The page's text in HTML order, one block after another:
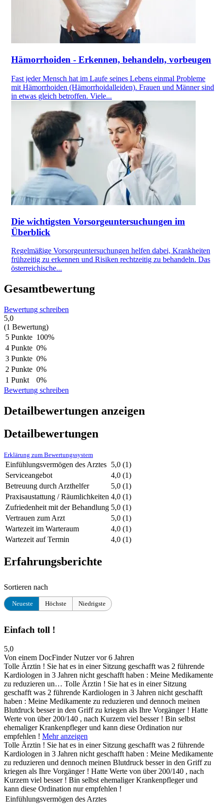
Hämorrhoiden - Erkennen, behandeln, vorbeugen
Fast jeder Mensch hat im Laufe seines Lebens einmal Probleme
mit Hämorrhoiden (Hämorrhoidalleiden). Frauen und Männer sind
in etwas gleich betroffen. Viele...
Die wichtigsten Vorsorgeuntersuchungen im
Überblick
Regelmäßige Vorsorgeuntersuchungen helfen dabei, Krankheiten
frühzeitig zu erkennen und Risiken rechtzeitig zu behandeln. Das
österreichische...
Gesamtbewertung
Bewertung schreiben
5,0
(1 Bewertung)
5 Punkte 100%
4 Punkte 0%
3 Punkte 0%
2 Punkte 0%
1 Punkt
0%
Bewertung schreiben
Detailbewertungen anzeigen
Detailbewertungen
Erklärung zum Bewertungssystem
Einfühlungsvermögen des Arztes 5,0 (1)
Serviceangebot
4,0 (1)
Betreuung durch Arzthelfer
5,0 (1)
Praxisaustattung / Räumlichkeiten 4,0 (1)
Zufriedenheit mit der Behandlung 5,0 (1)
Vertrauen zum Arzt
5,0 (1)
Wartezeit im Warteraum
4,0 (1)
Wartezeit auf Termin
4,0 (1)
Erfahrungsberichte
Sortieren nach
Neueste Höchste Niedrigste
Einfach toll !
5,0
Von einem DocFinder Nutzervor 6 Jahren
Tolle Ärztin ! Sie hat es in einer Sitzung geschafft was 2 führende
Kardiologen in 3 Jahren nicht geschafft haben : Meine Medikamente
zu reduzieren un… Tolle Ärztin ! Sie hat es in einer Sitzung
geschafft was 2 führende Kardiologen in 3 Jahren nicht geschafft
haben : Meine Medikamente zu reduzieren und dennoch meinen
Blutdruck besser in den Griff zu kriegen als Ihre Vorgänger ! Hatte
Werte von über 200/140 , nach Kurzem viel besser ! Bin selbst
ehemaliger Krankenpfleger und kann diese Ordination nur
empfehlen ! Mehr anzeigen
Tolle Ärztin ! Sie hat es in einer Sitzung geschafft was 2 führende
Kardiologen in 3 Jahren nicht geschafft haben : Meine Medikamente
zu reduzieren und dennoch meinen Blutdruck besser in den Griff zu
kriegen als Ihre Vorgänger ! Hatte Werte von über 200/140 , nach
Kurzem viel besser ! Bin selbst ehemaliger Krankenpfleger und
kann diese Ordination nur empfehlen !
Einfühlungsvermögen des Arztes